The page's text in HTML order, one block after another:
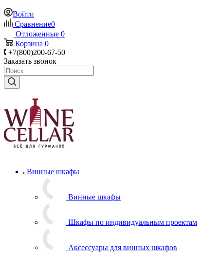
Войти
Сравнение0
Отложенные 0
Корзина 0
+7(800)200-67-50
Заказать звонок
Винные шкафы
Винные шкафы
Шкафы по индивидуальным проектам
Аксессуары для винных шкафов